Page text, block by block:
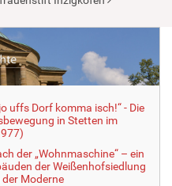
uffs Dorf komma isch!“ - Die
in Stetten im
der „Wohnmaschine“ – ein
der Weißenhofsiedlung
Moderne